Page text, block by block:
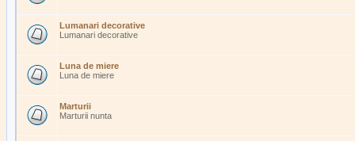
Lumanari decorative
Lumanari decorative
Luna de miere
Luna de miere
Marturii
Marturii nunta